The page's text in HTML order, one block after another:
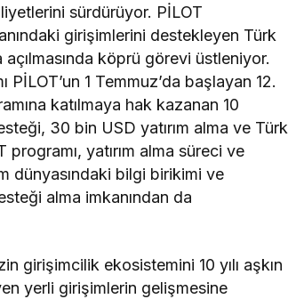
sürdürüyor. PİLOT
girişimlerini destekleyen Türk
köprü görevi üstleniyor.
PİLOT’un 1 Temmuz’da başlayan 12.
katılmaya hak kazanan 10
30 bin USD yatırım alma ve Türk
yatırım alma süreci ve
dünyasındaki bilgi birikimi ve
alma imkanından da
girişimcilik ekosistemini 10 yılı aşkın
yerli girişimlerin gelişmesine